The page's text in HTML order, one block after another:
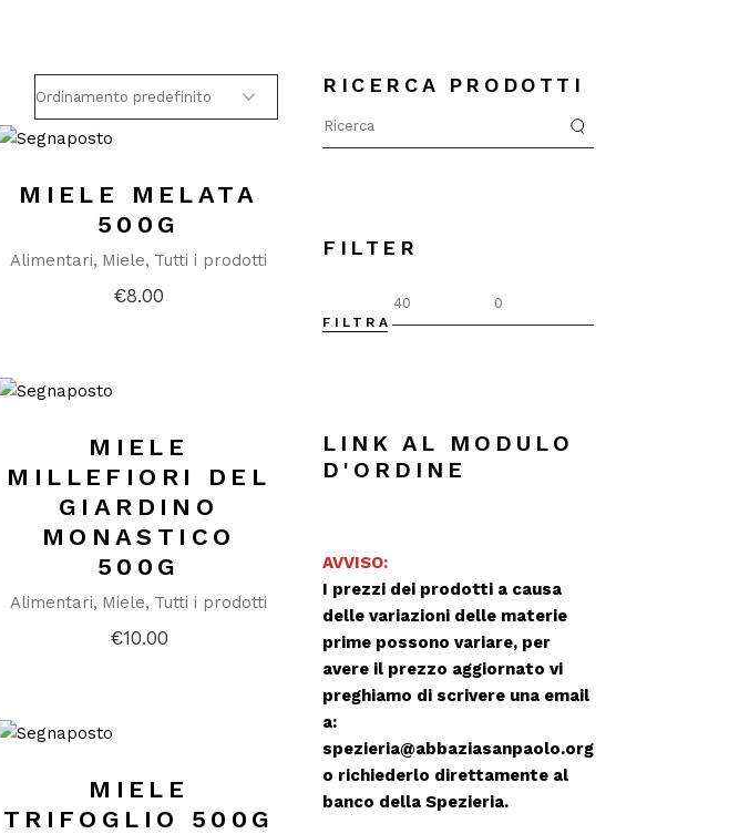
MIELE MELATA
500G
Alimentari Miele Tutti i prodotti
€8.00
MIELE
MILLEFIORI DEL
GIARDINO
MONASTICO
500G
Alimentari Miele Tutti i prodotti
€10.00
MIELE
TRIFOGLIO 500G
RICERCA PRODOTTI
for:
FILTER
Prezzo
Prezzo
FILTRA
LINK AL MODULO
D'ORDINE
AVVISO:
I prezzi dei prodotti a causa
delle variazioni delle materie
prime possono variare, per
avere il prezzo aggiornato vi
preghiamo di scrivere una email
a:
spezieria@abbaziasanpaolo.org
o richiederlo direttamente al
banco della Spezieria.